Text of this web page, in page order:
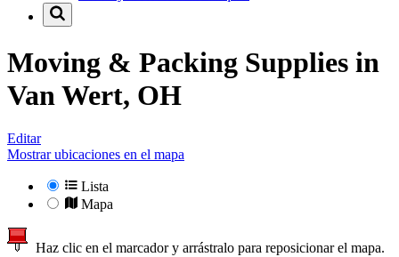
Moving & Packing Supplies in
Van Wert, OH
Editar
Mostrar ubicaciones en el mapa
Lista
Mapa
Haz clic en el marcador y arrástralo para reposicionar el mapa.